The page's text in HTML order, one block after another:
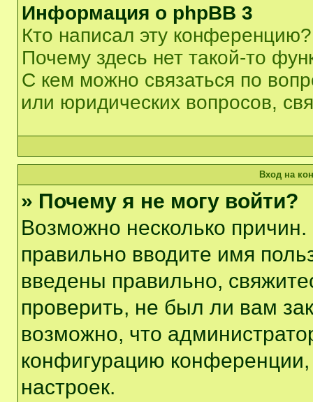
Информация о phpBB 3
Кто написал эту конференцию?
Почему здесь нет такой-то
С кем можно связаться по
или юридических вопросов,
Вход на
» Почему я не могу войти?
Возможно несколько
правильно вводите имя
введены правильно,
проверить, не был ли вам
возможно, что
конфигурацию
настроек.